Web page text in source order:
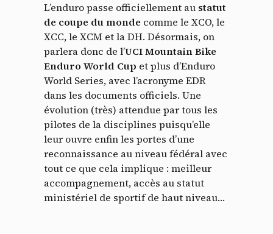
L’enduro passe officiellement au statut
de coupe du monde comme le XCO, le
XCC, le XCM et la DH. Désormais, on
parlera donc de l’UCI Mountain Bike
Enduro World Cup et plus d’Enduro
World Series, avec l’acronyme EDR
dans les documents officiels. Une
évolution (très) attendue par tous les
pilotes de la disciplines puisqu’elle
leur ouvre enfin les portes d’une
reconnaissance au niveau fédéral avec
tout ce que cela implique : meilleur
accompagnement, accès au statut
ministériel de sportif de haut niveau…